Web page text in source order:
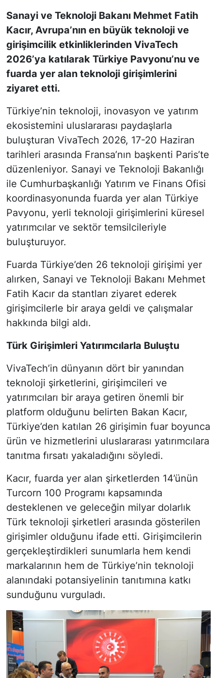
Sanayi ve Teknoloji Bakanı Mehmet Fatih
Kacır, Avrupa’nın en büyük teknoloji ve
girişimcilik etkinliklerinden VivaTech
2026’ya katılarak Türkiye Pavyonu’nu ve
fuarda yer alan teknoloji girişimlerini
ziyaret etti.
Türkiye’nin teknoloji, inovasyon ve yatırım
ekosistemini uluslararası paydaşlarla
buluşturan VivaTech 2026, 17-20 Haziran
tarihleri arasında Fransa’nın başkenti Paris’te
düzenleniyor. Sanayi ve Teknoloji Bakanlığı
ile Cumhurbaşkanlığı Yatırım ve Finans Ofisi
koordinasyonunda fuarda yer alan Türkiye
Pavyonu, yerli teknoloji girişimlerini küresel
yatırımcılar ve sektör temsilcileriyle
buluşturuyor.
Fuarda Türkiye’den 26 teknoloji girişimi yer
alırken, Sanayi ve Teknoloji Bakanı Mehmet
Fatih Kacır da stantları ziyaret ederek
girişimcilerle bir araya geldi ve çalışmalar
hakkında bilgi aldı.
Türk Girişimleri Yatırımcılarla Buluştu
VivaTech’in dünyanın dört bir yanından
teknoloji şirketlerini, girişimcileri ve
yatırımcıları bir araya getiren önemli bir
platform olduğunu belirten Bakan Kacır,
Türkiye’den katılan 26 girişimin fuar boyunca
ürün ve hizmetlerini uluslararası yatırımcılara
tanıtma fırsatı yakaladığını söyledi.
Kacır, fuarda yer alan şirketlerden 14’ünün
Turcorn 100 Programı kapsamında
desteklenen ve geleceğin milyar dolarlık
Türk teknoloji şirketleri arasında gösterilen
girişimler olduğunu ifade etti. Girişimcilerin
gerçekleştirdikleri sunumlarla hem kendi
markalarının hem de Türkiye’nin teknoloji
alanındaki potansiyelinin tanıtımına katkı
sunduğunu vurguladı.
KONGRE HABERLERİ
KONGRE TAKVİMİ
RÖPORTAJLAR